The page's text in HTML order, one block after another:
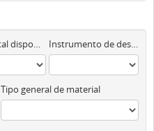
Objeto digital disponibles Instrumento de descripción
Tipo general de material